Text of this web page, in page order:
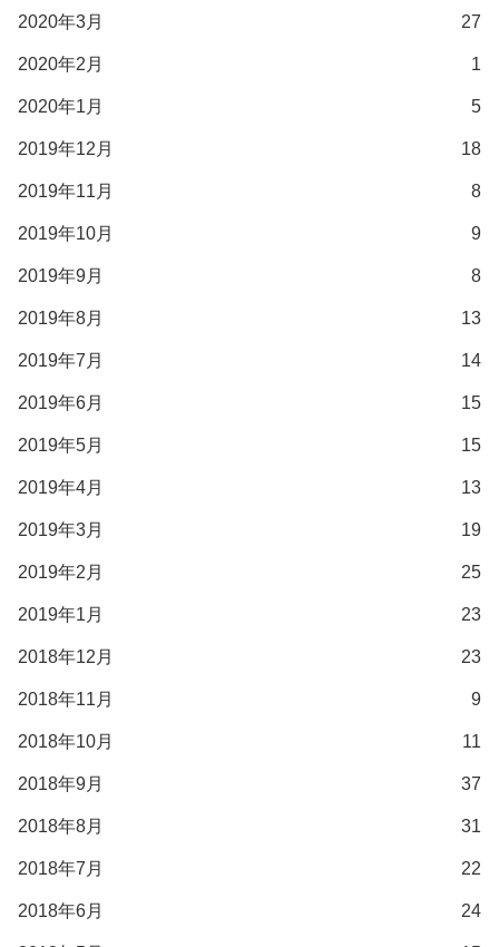
2020年3月 27
2020年2月 1
2020年1月 5
2019年12月 18
2019年11月 8
2019年10月 9
2019年9月 8
2019年8月 13
2019年7月 14
2019年6月 15
2019年5月 15
2019年4月 13
2019年3月 19
2019年2月 25
2019年1月 23
2018年12月 23
2018年11月 9
2018年10月 11
2018年9月 37
2018年8月 31
2018年7月 22
2018年6月 24